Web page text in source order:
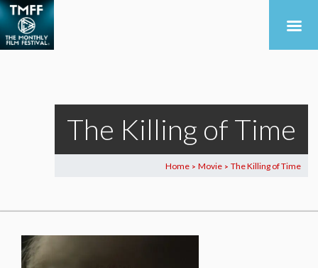
The Killing of Time
Home > Movie > The Killing of Time